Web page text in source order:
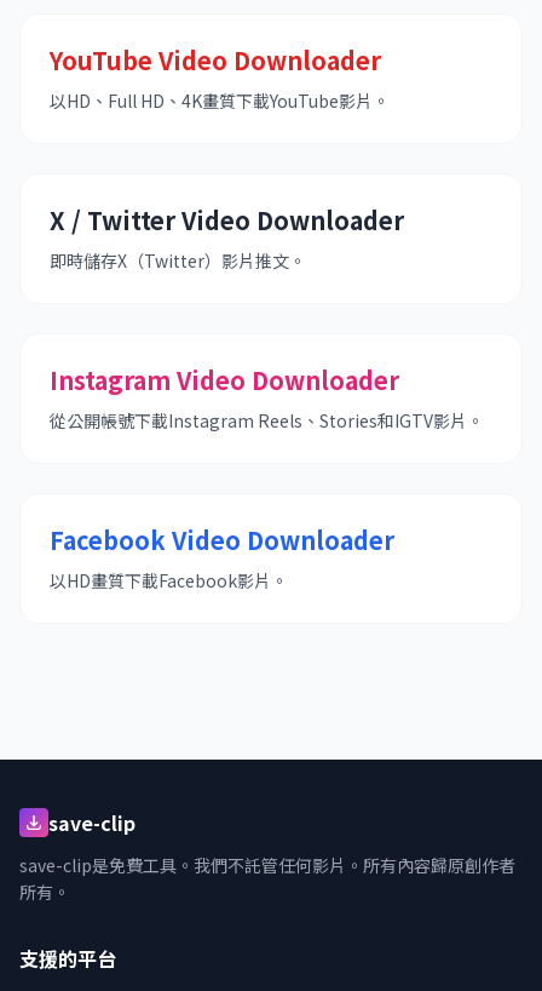
YouTube Video Downloader
以HD、Full HD、4K畫質下載YouTube影片。
X / Twitter Video Downloader
即時儲存X（Twitter）影片推文。
Instagram Video Downloader
從公開帳號下載Instagram Reels、Stories和IGTV影片。
Facebook Video Downloader
以HD畫質下載Facebook影片。
save-clip
save-clip是免費工具。我們不託管任何影片。所有內容歸原創作者
所有。
支援的平台